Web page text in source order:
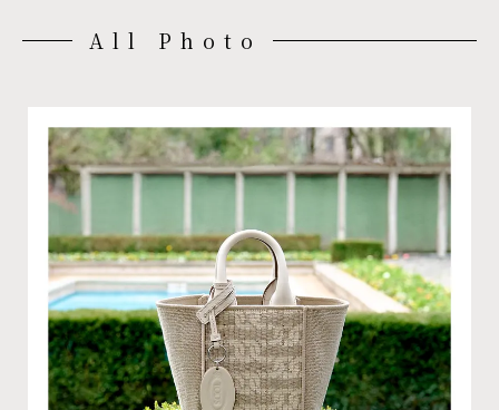
All Photo